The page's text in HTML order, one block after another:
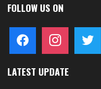
FOLLOW US ON
facebook instagram twitter
LATEST UPDATE